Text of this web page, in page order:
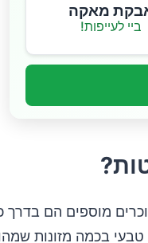
מאקה
ביי לעייפות!
מוספים הם בדרך
בכמה מזונות